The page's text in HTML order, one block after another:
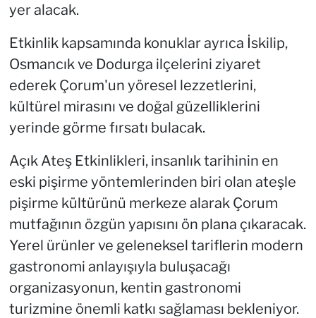
yer alacak.
Etkinlik kapsamında konuklar ayrıca İskilip,
Osmancık ve Dodurga ilçelerini ziyaret
ederek Çorum'un yöresel lezzetlerini,
kültürel mirasını ve doğal güzelliklerini
yerinde görme fırsatı bulacak.
Açık Ateş Etkinlikleri, insanlık tarihinin en
eski pişirme yöntemlerinden biri olan ateşle
pişirme kültürünü merkeze alarak Çorum
mutfağının özgün yapısını ön plana çıkaracak.
Yerel ürünler ve geleneksel tariflerin modern
gastronomi anlayışıyla buluşacağı
organizasyonun, kentin gastronomi
turizmine önemli katkı sağlaması bekleniyor.